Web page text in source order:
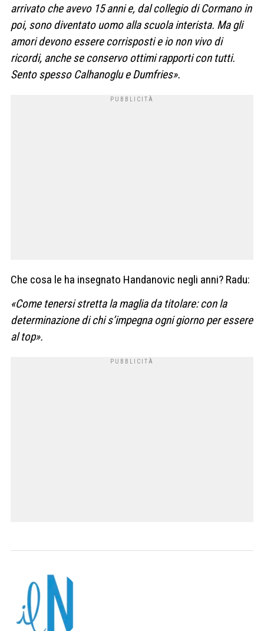
arrivato che avevo 15 anni e, dal collegio di Cormano in
poi, sono diventato uomo alla scuola interista. Ma gli
amori devono essere corrisposti e io non vivo di
ricordi, anche se conservo ottimi rapporti con tutti.
Sento spesso Calhanoglu e Dumfries».
Che cosa le ha insegnato Handanovic negli anni? Radu:
«Come tenersi stretta la maglia da titolare: con la
determinazione di chi s’impegna ogni giorno per essere
al top».